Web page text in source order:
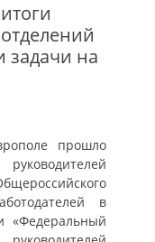
на
прошло
в
«Федеральный